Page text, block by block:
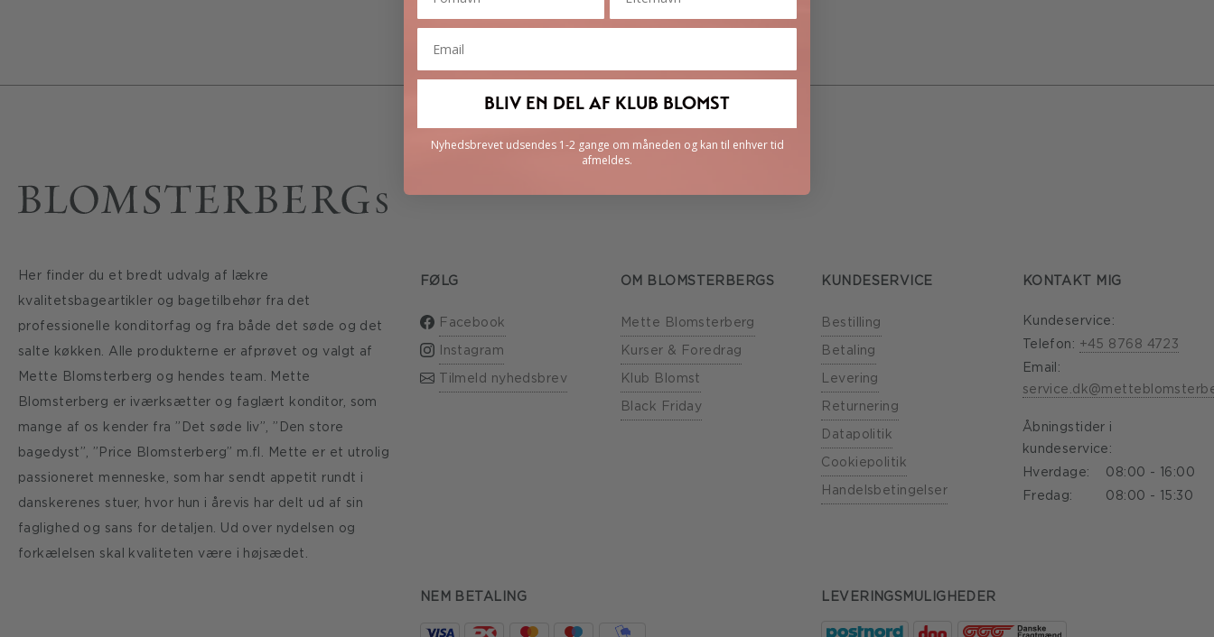
Her finder du et bredt udvalg af lækre
kvalitetsbageartikler og bagetilbehør fra det
professionelle konditorfag og fra både det søde og det
salte køkken. Alle produkterne er afprøvet og valgt af
Mette Blomsterberg og hendes team. Mette
Blomsterberg er iværksætter og faglært konditor, som
mange af os kender fra ”Det søde liv”, ”Den store
bagedyst”, ”Price Blomsterberg” m.fl. Mette er et utrolig
passioneret menneske, som har sendt appetit rundt i
danskerenes stuer, hvor hun i årevis har delt ud af sin
faglighed og sans for detaljen. Ud over nydelsen og
forkælelsen skal kvaliteten være i højsædet.
FØLG
Facebook
Instagram
Tilmeld nyhedsbrev
OM BLOMSTERBERGS
Mette Blomsterberg
Kurser & Foredrag
Klub Blomst
Black Friday
KUNDESERVICE
Bestilling
Betaling
Levering
Returnering
Datapolitik
Cookiepolitik
Handelsbetingelser
KONTAKT MIG
Kundeservice:
Telefon: +45 8768 4723
Email:
Åbningstider i
kundeservice:
Hverdage: 08:00 - 16:00
Fredag: 08:00 - 15:30
NEM BETALING LEVERINGSMULIGHEDER
BLIV EN DEL AF KLUB BLOMST
Nyhedsbrevet udsendes 1-2 gange om måneden og kan til enhver tid
afmeldes.